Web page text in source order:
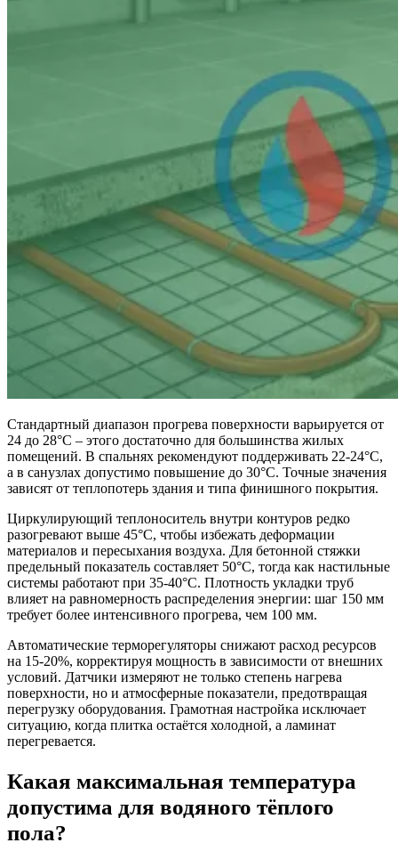
Стандартный диапазон прогрева поверхности варьируется от
24 до 28°C – этого достаточно для большинства жилых
помещений. В спальнях рекомендуют поддерживать 22-24°C,
а в санузлах допустимо повышение до 30°C. Точные значения
зависят от теплопотерь здания и типа финишного покрытия.
Циркулирующий теплоноситель внутри контуров редко
разогревают выше 45°C, чтобы избежать деформации
материалов и пересыхания воздуха. Для бетонной стяжки
предельный показатель составляет 50°C, тогда как настильные
системы работают при 35-40°C. Плотность укладки труб
влияет на равномерность распределения энергии: шаг 150 мм
требует более интенсивного прогрева, чем 100 мм.
Автоматические терморегуляторы снижают расход ресурсов
на 15-20%, корректируя мощность в зависимости от внешних
условий. Датчики измеряют не только степень нагрева
поверхности, но и атмосферные показатели, предотвращая
перегрузку оборудования. Грамотная настройка исключает
ситуацию, когда плитка остаётся холодной, а ламинат
перегревается.
Какая максимальная температура
допустима для водяного тёплого
пола?